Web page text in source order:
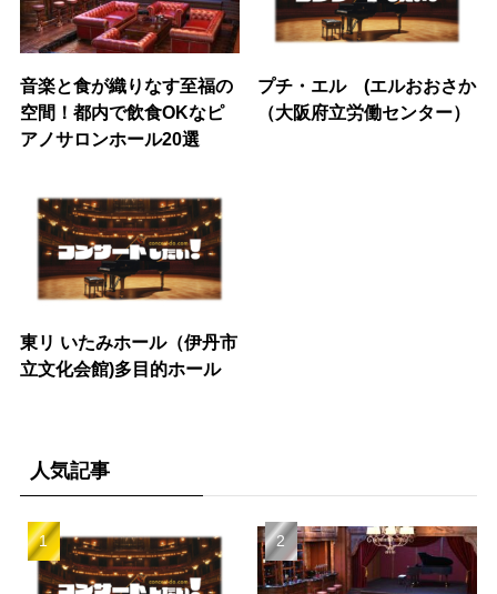
音楽と食が織りなす至福の
空間！都内で飲食OKなピ
アノサロンホール20選
プチ・エル (エルおおさか
（大阪府立労働センター）
東リ いたみホール（伊丹市
立文化会館)多目的ホール
人気記事